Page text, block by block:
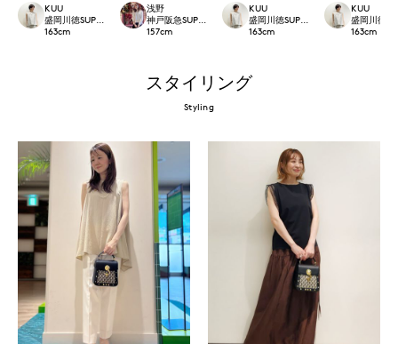
KUU
盛岡川徳SUPERIOR CLOSET
163cm
浅野
神戸阪急SUPERIORCLOSET
157cm
KUU
盛岡川徳SUPERIOR CLOSET
163cm
KUU
盛岡川徳
163cm
スタイリング
Styling